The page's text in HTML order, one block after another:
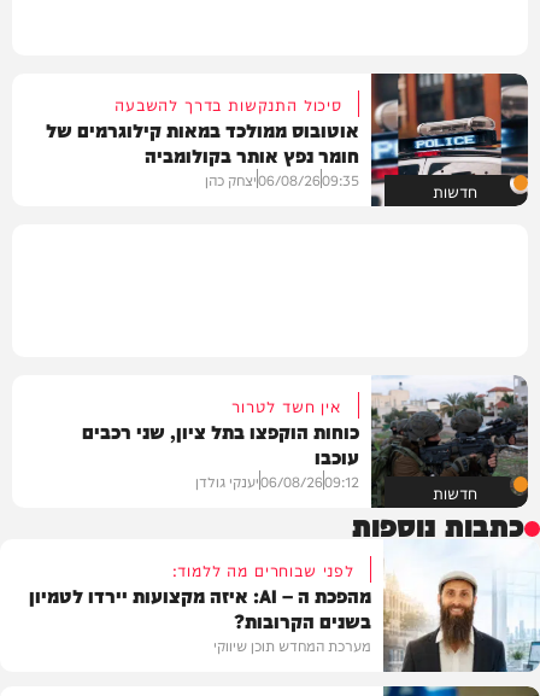
חדשות
סיכול התנקשות בדרך להשבעה
אוטובוס ממולכד במאות קילוגרמים של
חומר נפץ אותר בקולומביה
09:35
06/08/26יצחק כהן
חדשות
אין חשד לטרור
כוחות הוקפצו בתל ציון, שני רכבים
עוכבו
09:12
06/08/26יענקי גולדן
כתבות נוספות
לפני שבוחרים מה ללמוד:
מהפכת ה – AI: איזה מקצועות יירדו לטמיון
בשנים הקרובות?
מערכת המחדש תוכן שיווקי